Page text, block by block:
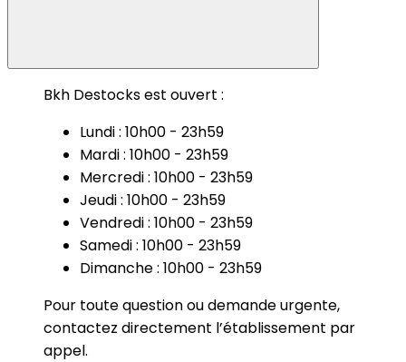
Bkh Destocks est ouvert :
Lundi : 10h00 - 23h59
Mardi : 10h00 - 23h59
Mercredi : 10h00 - 23h59
Jeudi : 10h00 - 23h59
Vendredi : 10h00 - 23h59
Samedi : 10h00 - 23h59
Dimanche : 10h00 - 23h59
Pour toute question ou demande urgente,
contactez directement l’établissement par
appel.